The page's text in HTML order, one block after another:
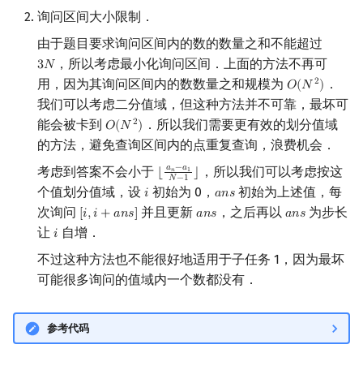
询问区间大小限制．
由于题目要求询问区间内的数的数量之和不能超过
3𝑁
3N ，所以考虑最小化询问区间．上面的方法不再可
用，因为其询问区间内的数数量之和规模为 𝑂(𝑁 2)
O(N2)
．
我们可以考虑二分值域，但这种方法并不可靠，最坏可
能会被卡到 𝑂(𝑁 2)
O(N2)
．所以我们需要更有效的划分值域
的方法，避免查询区间内的点重复查询，浪费机会．
考虑到答案不会小于 ⌊ 𝑎𝑛−𝑎1
𝑁−1 ⌋
⌊an−a1N − 1⌋
，所以我们可以考虑按这
个值划分值域，设 𝑖
i 初始为 0， 𝑎𝑛𝑠
ans 初始为上述值，每
次询问 [𝑖,𝑖 +𝑎𝑛𝑠]
[i,i+ ans] 并且更新𝑎𝑛𝑠
ans ，之后再以 𝑎𝑛𝑠
ans 为步长
让 𝑖
i 自增．
不过这种方法也不能很好地适用于子任务 1，因为最坏
可能很多询问的值域内一个数都没有．
参考代码